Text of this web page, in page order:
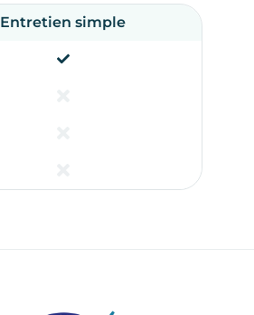
Entretien simple